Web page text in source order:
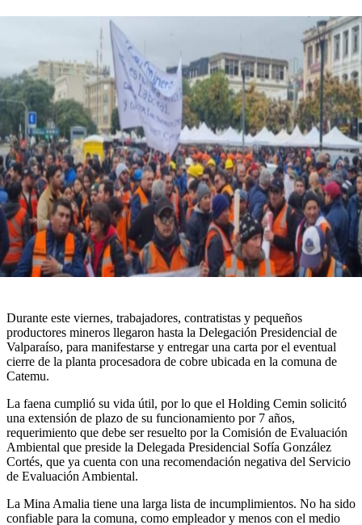
Durante este viernes, trabajadores, contratistas y pequeños
productores mineros llegaron hasta la Delegación Presidencial de
Valparaíso, para manifestarse y entregar una carta por el eventual
cierre de la planta procesadora de cobre ubicada en la comuna de
Catemu.
La faena cumplió su vida útil, por lo que el Holding Cemin solicitó
una extensión de plazo de su funcionamiento por 7 años,
requerimiento que debe ser resuelto por la Comisión de Evaluación
Ambiental que preside la Delegada Presidencial Sofía González
Cortés, que ya cuenta con una recomendación negativa del Servicio
de Evaluación Ambiental.
La Mina Amalia tiene una larga lista de incumplimientos. No ha sido
confiable para la comuna, como empleador y menos con el medio